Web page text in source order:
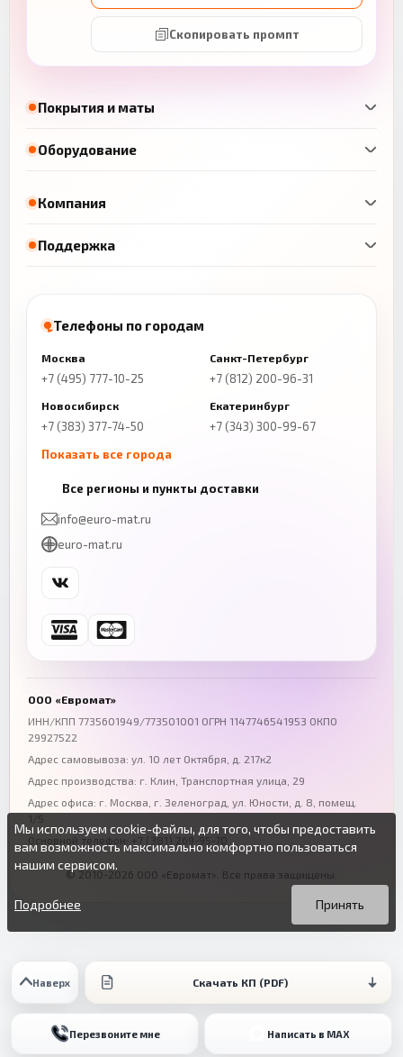
Наверх Скачать КП (PDF)
Перезвоните мне Написать в MAX
Покрытия и маты
Оборудование
Скопировать промпт
Компания
Поддержка
Телефоны по городам
Москва
+7 (495) 777-10-25
Санкт-Петербург
+7 (812) 200-96-31
Новосибирск
+7 (383) 377-74-50
Екатеринбург
+7 (343) 300-99-67
Показать все города
+7 (843) 206-01-30
Челябинск
+7 (343) 300-99-67
Ростов-на-Дону
+7 (863) 333-50-75
Волгоград
+7 (844) 261-36-12
Омск
Все регионы и пункты доставки
info@euro-mat.ru
euro-mat.ru
ООО «Евромат»
ИНН/КПП 7735601949/773501001 ОГРН 1147746541953 ОКПО
29927522
Адрес самовывоза: ул. 10 лет Октября, д. 217к2
Адрес производства: г. Клин, Транспортная улица, 29
Адрес офиса: г. Москва, г. Зеленоград ул. Юности, д. 8, помещ.
1/5
Основной телефон:
+7 (381) 269-95-70
© 2010-2026 ООО «Евромат». Все права защищены.
Мы используем cookie-файлы, для того, чтобы предоставить
вам возможность максимально комфортно пользоваться
нашим сервисом.
Вы можете подробнее прочитать о cookie-файлах в открытых
источниках или изменить настройки своего браузера.
Продолжая пользоваться данным сайтом без изменения
настроек вы даете согласие на использование ваших cookie-
Принять
Подробнее